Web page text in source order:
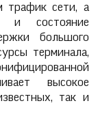
трафик сети, а
и состояние
большого
терминала,
высокое
так и